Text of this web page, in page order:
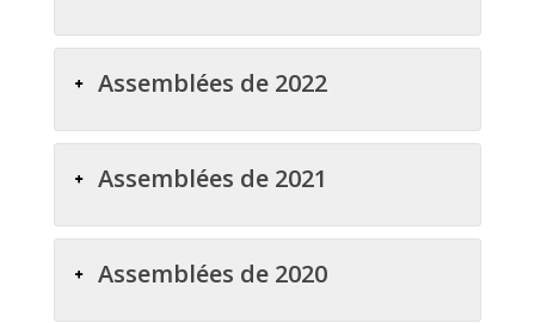
Assemblées de 2022
Assemblées de 2021
Assemblées de 2020